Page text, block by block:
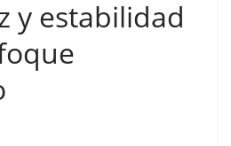
y estabilidad